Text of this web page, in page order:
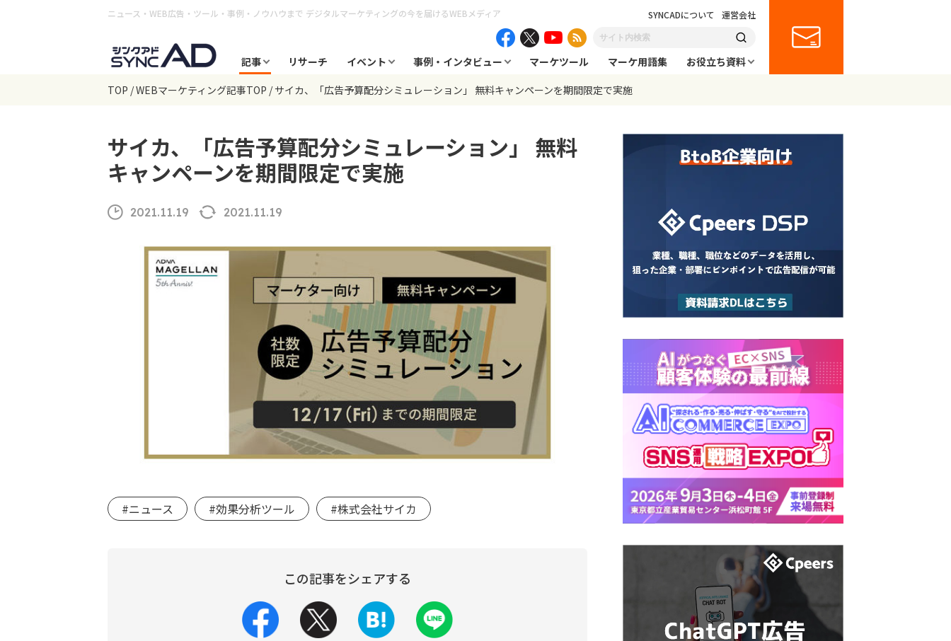
ニュース・WEB広告・ツール・事例・ノウハウまで デジタルマーケティングの今を届けるWEBメディア SYNCADについて 運営会社
記事 リサーチ イベント 事例・インタビュー マーケツール マーケ用語集
お役立ち資料
TOP WEBマーケティング記事TOP サイカ、「広告予算配分シミュレーション」 無料キャンペーンを期間限定で実施
サイカ、「広告予算配分シミュレーション」 無料
キャンペーンを期間限定で実施
2021.11.19 2021.11.19
#ニュース #効果分析ツール #株式会社サイカ
この記事をシェアする